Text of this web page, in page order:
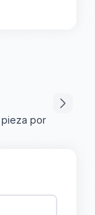
por